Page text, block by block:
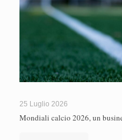
25 Luglio 2026
Mondiali calcio 2026, un